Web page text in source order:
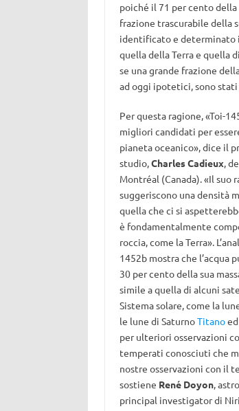
poiché il 71 per cento della
frazione trascurabile della
identificato e determinato
quella della Terra e quella
se una grande frazione
ad oggi ipotetici, sono
Per questa ragione, «Toi-
migliori candidati per
pianeta oceanico», dice il
studio,Charles Cadieux,
Montréal (Canada). «Il suo
suggeriscono una densità
quella che ci si
è fondamentalmente
roccia, come la Terra».
1452b mostra che l’acqua
30 per cento della sua
simile a quella di alcuni
Sistema solare, come la
le lune di SaturnoTitanoed
per ulteriori osservazioni
temperati conosciuti che
nostre osservazioni con il
sostiene René Doyon,
principal investigator di